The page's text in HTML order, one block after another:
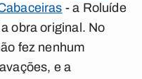
- a Roluíde
obra original. No
fez nenhum
e a